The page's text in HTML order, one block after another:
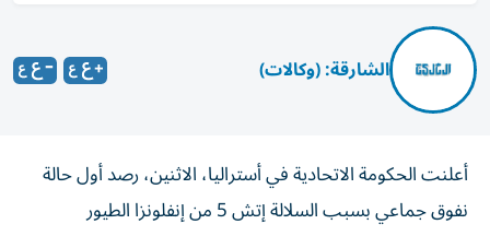
الشارقة: (وكالات)
أعلنت الحكومة الاتحادية ‌في أستراليا، الاثنين، رصد أول حالة
نفوق ​جماعي ‌بسبب السلالة إتش ‌5 من إنفلونزا الطيور